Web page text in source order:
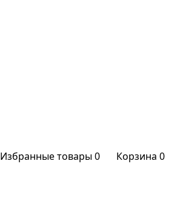
Избранные товары0 Корзина 0